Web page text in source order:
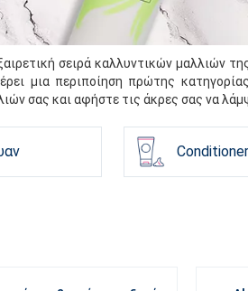
σειρά καλλυντικών μαλλιών
μια περιποίηση πρώτης
σας και αφήστε τις άκρες σας να